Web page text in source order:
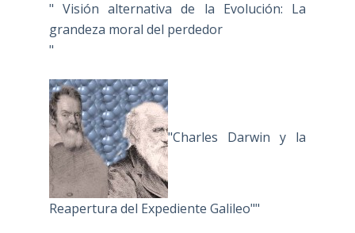
" Visión alternativa de la Evolución: La
grandeza moral del perdedor
"
"Charles Darwin y la
Reapertura del Expediente Galileo""